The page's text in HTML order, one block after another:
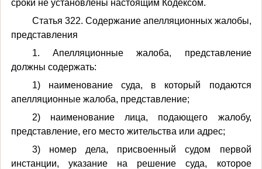
сроки не установлены настоящим Кодексом.
Статья 322. Содержание апелляционных жалобы,
представления
1. Апелляционные жалоба, представление
должны содержать:
1) наименование суда, в который подаются
апелляционные жалоба, представление;
2) наименование лица, подающего жалобу,
представление, его место жительства или адрес;
3) номер дела, присвоенный судом первой
инстанции, указание на решение суда, которое